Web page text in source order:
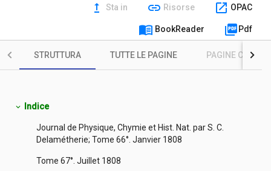
upgrade Sta in link Risorse open_in_new OPAC
menu_book BookReader picture_as_pdf Pdf
STRUTTURA TUTTE LE PAGINE PAGINE CON
expand_more Indice
Journal de Physique, Chymie et Hist. Nat. par S. C.
Delamétherie; Tome 66°. Janvier 1808
Tome 67°. Juillet 1808